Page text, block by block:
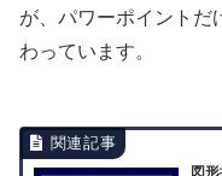
が、パワーポイントだ
わっています。
図